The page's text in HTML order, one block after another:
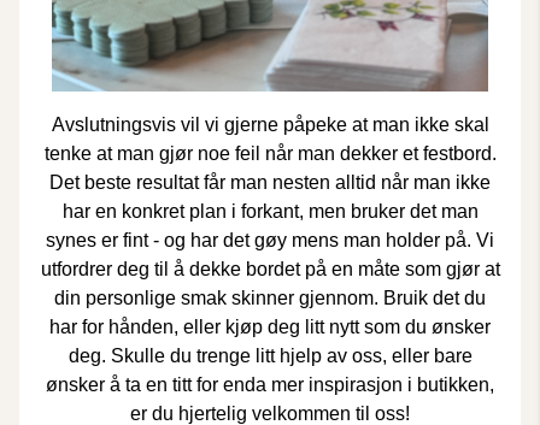
Avslutningsvis vil vi gjerne påpeke at man ikke skal
tenke at man gjør noe feil når man dekker et festbord.
Det beste resultat får man nesten alltid når man ikke
har en konkret plan i forkant, men bruker det man
synes er fint - og har det gøy mens man holder på. Vi
utfordrer deg til å dekke bordet på en måte som gjør at
din personlige smak skinner gjennom. Bruik det du
har for hånden, eller kjøp deg litt nytt som du ønsker
deg. Skulle du trenge litt hjelp av oss, eller bare
ønsker å ta en titt for enda mer inspirasjon i butikken,
er du hjertelig velkommen til oss!